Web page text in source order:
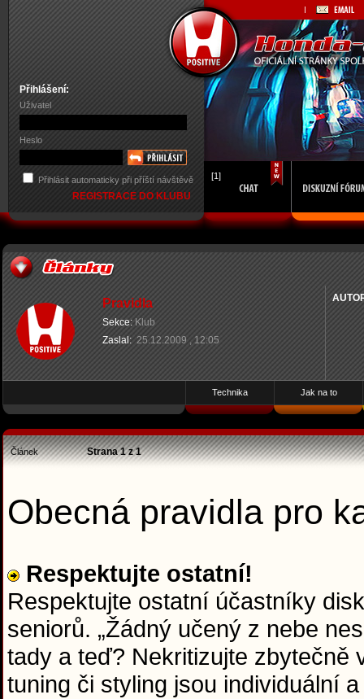
Přihlášení:
Uživatel
Heslo
Přihlásit automaticky při příští návštěvě
REGISTRACE DO KLUBU
[1]
Pravidla
Sekce: Klub
Zaslal: 25.12.2009 , 12:05
Technika Jak na to
Článek Strana1z1
Obecná pravidla pro
Respektujte ostatní!
Respektujte ostatní účastníky
seniorů. „Žádný učený z nebe
tady a teď? Nekritizujte zbytečně
tuning či styling jsou individuální